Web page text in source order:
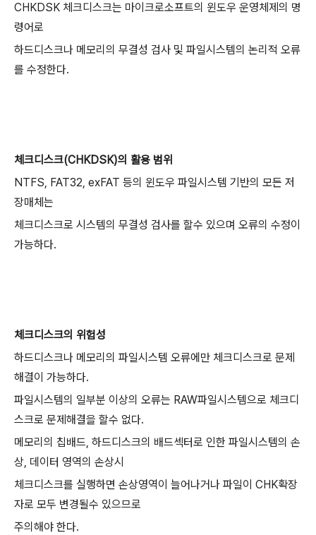
CHKDSK 체크디스크는 마이크로소프트의 윈도우 운영체제의 명
령어로
하드디스크나 메모리의 무결성 검사 및 파일시스템의 논리적 오류
를 수정한다.
체크디스크(CHKDSK)의 활용 범위
NTFS, FAT32, exFAT 등의 윈도우 파일시스템 기반의 모든 저
장매체는
체크디스크로 시스템의 무결성 검사를 할수 있으며 오류의 수정이
가능하다.
체크디스크의 위험성
하드디스크나 메모리의 파일시스템 오류에만 체크디스크로 문제
해결이 가능하다.
파일시스템의 일부분 이상의 오류는 RAW파일시스템으로 체크디
스크로 문제해결을 할수 없다.
메모리의 칩배드, 하드디스크의 배드섹터로 인한 파일시스템의 손
상, 데이터 영역의 손상시
체크디스크를 실행하면 손상영역이 늘어나거나 파일이 CHK확장
자로 모두 변경될수 있으므로
주의해야 한다.